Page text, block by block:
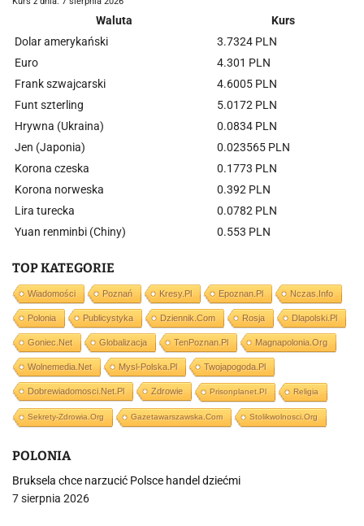
Waluta
Kurs
Dolar amerykański
3.7324 PLN
Euro
4.301 PLN
Frank szwajcarski
4.6005 PLN
Funt szterling
5.0172 PLN
Hrywna (Ukraina)
0.0834 PLN
Jen (Japonia)
0.023565 PLN
Korona czeska
0.1773 PLN
Korona norweska
0.392 PLN
Lira turecka
0.0782 PLN
Yuan renminbi (Chiny)
0.553 PLN
TOP KATEGORIE
Wiadomości Poznań Kresy.pl Epoznan.pl Nczas.info
Polonia Publicystyka Dziennik.com Rosja Dlapolski.pl
Goniec.net Globalizacja TenPoznan.pl Magnapolonia.org
Wolnemedia.net Mysl-Polska.pl Twojapogoda.pl
Dobrewiadomosci.net.pl Zdrowie Prisonplanet.pl Religia
Sekrety-Zdrowia.org Gazetawarszawska.com Stolikwolnosci.org
POLONIA
Bruksela chce narzucić Polsce handel dziećmi
7 sierpnia 2026